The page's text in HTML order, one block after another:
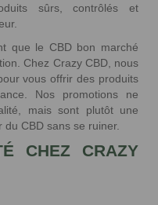
sûrs, contrôlés et
que le CBD bon marché
Chez Crazy CBD, nous
vous offrir des produits
Nos promotions ne
mais sont plutôt une
CBD sans se ruiner.
CHEZ CRAZY